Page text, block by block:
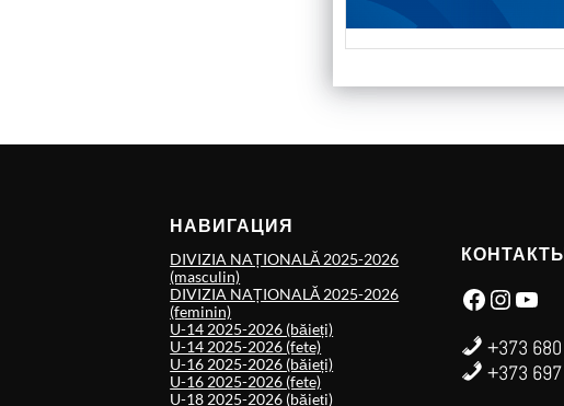
НАВИГАЦИЯ
DIVIZIA NAȚIONALĂ 2025-2026
(masculin)
DIVIZIA NAȚIONALĂ 2025-2026
(feminin)
U-14 2025-2026 (băieți)
U-14 2025-2026 (fete)
U-16 2025-2026 (băieți)
U-16 2025-2026 (fete)
U-18 2025-2026 (băieți)
Facebook Instagram YouTube
+373
+373